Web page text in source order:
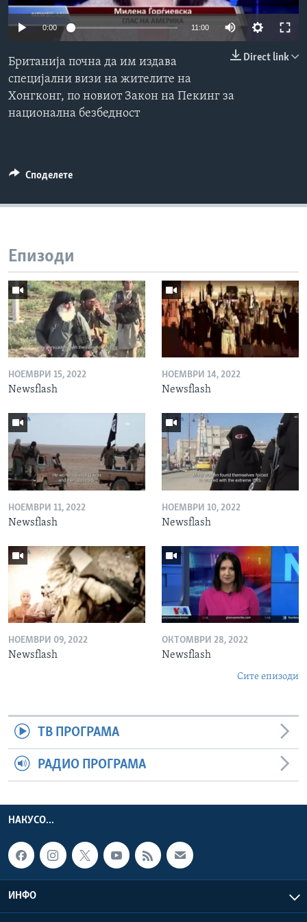
ИНТЕРВЈУА
Јазици
0:00 11:00
Direct link
Британија почна да им издава
специјални визи на жителите на
Хонгконг, по новиот Закон на Пекинг за
национална безбедност
Споделете
Епизоди
НОЕМВРИ 15, 2022
Newsflash
НОЕМВРИ 14, 2022
Newsflash
НОЕМВРИ 11, 2022
Newsflash
НОЕМВРИ 10, 2022
Newsflash
НОЕМВРИ 09, 2022
Newsflash
ОКТОМВРИ 28, 2022
Newsflash
Сите епизоди
ТВ ПРОГРАМА
РАДИО ПРОГРАМА
НАКУСО...
ИНФО